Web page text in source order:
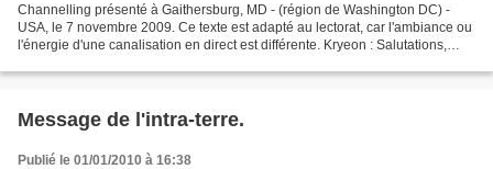
Channelling présenté à Gaithersburg, MD - (région de Washington DC) -
USA, le 7 novembre 2009. Ce texte est adapté au lectorat, car l'ambiance ou
l'énergie d'une canalisation en direct est différente. Kryeon : Salutations,
Message de l'intra-terre.
Publié le 01/01/2010 à 16:38